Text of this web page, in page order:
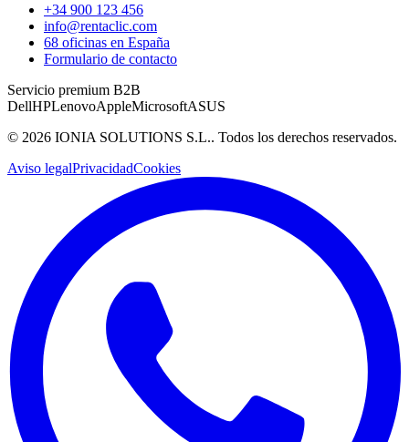
+34 900 123 456
info@rentaclic.com
68 oficinas en España
Formulario de contacto
Servicio premium B2B
DellHPLenovoAppleMicrosoftASUS
© 2026 IONIA SOLUTIONS S.L.. Todos los derechos reservados.
Aviso legalPrivacidadCookies